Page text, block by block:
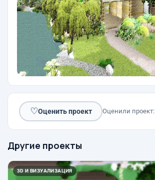
♡Оценить проект Оценили проект:
Другие проекты
3D И ВИЗУАЛИЗАЦИЯ